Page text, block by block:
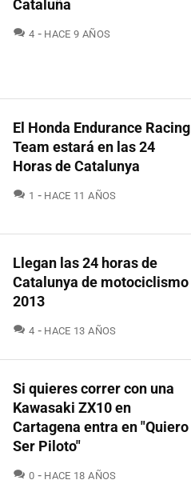
Cataluña
4 COMENTARIOS
HACE 9 AÑOS
El Honda Endurance Racing
Team estará en las 24
Horas de Catalunya
1 COMENTARIOS
HACE 11 AÑOS
Llegan las 24 horas de
Catalunya de motociclismo
2013
4 COMENTARIOS
HACE 13 AÑOS
Si quieres correr con una
Kawasaki ZX10 en
Cartagena entra en "Quiero
Ser Piloto"
0 COMENTARIOS
HACE 18 AÑOS